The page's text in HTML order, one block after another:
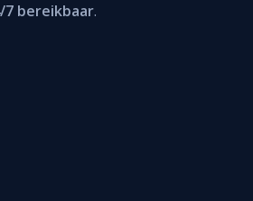
7 bereikbaar.